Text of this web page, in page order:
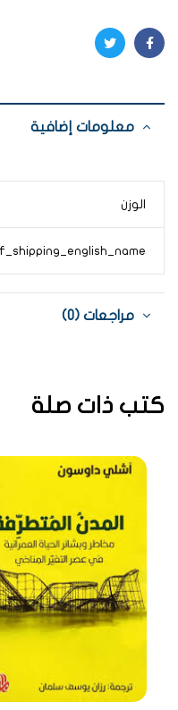
Facebook
Twitter
معلومات إضافية
الوزن
مراجعات (0)
كتب ذات صلة